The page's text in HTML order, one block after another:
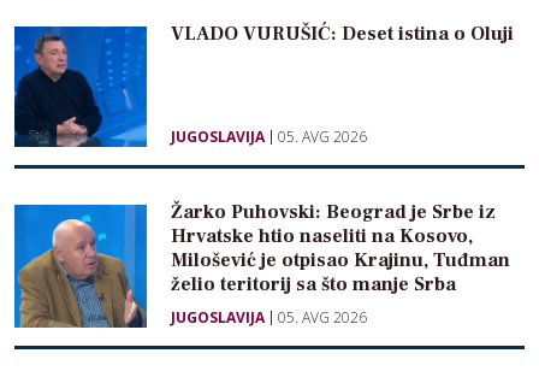
VLADO VURUŠIĆ: Deset istina o Oluji
JUGOSLAVIJA 05. AVG 2026
Žarko Puhovski: Beograd je Srbe iz
Hrvatske htio naseliti na Kosovo,
Milošević je otpisao Krajinu, Tuđman
želio teritorij sa što manje Srba
JUGOSLAVIJA 05. AVG 2026